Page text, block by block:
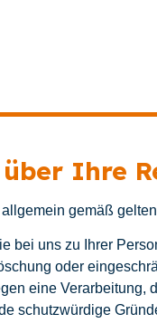
Ihre
gemäß
bei uns zu Ihrer
oder
eine Verarbeitung,
schutzwürdige